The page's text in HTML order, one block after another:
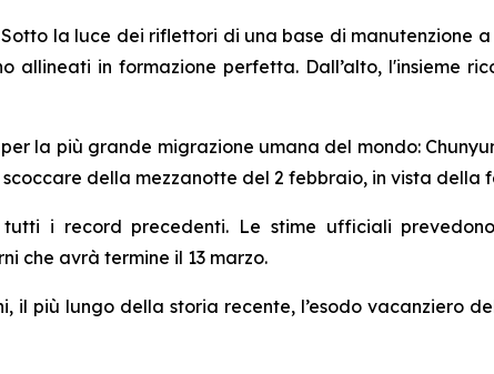
Sotto la luce dei riflettori di una base di
allineati in formazione perfetta. Dall’alto, l'insieme
la più grande migrazione umana del mondo:
della mezzanotte del 2 febbraio, in vista della
tutti i record precedenti. Le stime ufficiali
che avrà termine il 13 marzo.
più lungo della storia recente, l’esodo vacanziero